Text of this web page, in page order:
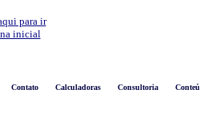
Contato Calculadoras Consultoria